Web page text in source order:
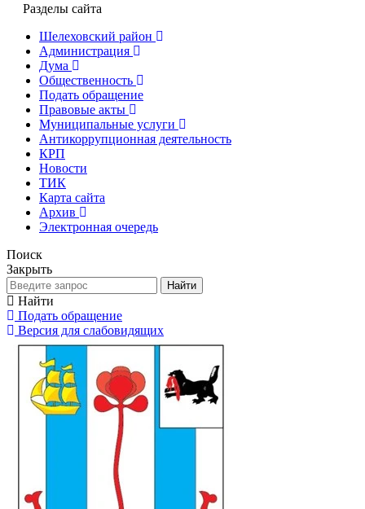
Разделы сайта
Шелеховский район
Администрация
Дума
Общественность
Подать обращение
Правовые акты
Муниципальные услуги
Антикоррупционная деятельность
КРП
Новости
ТИК
Карта сайта
Архив
Электронная очередь
Поиск
Закрыть
Найти
Найти
Подать обращение
Версия для слабовидящих